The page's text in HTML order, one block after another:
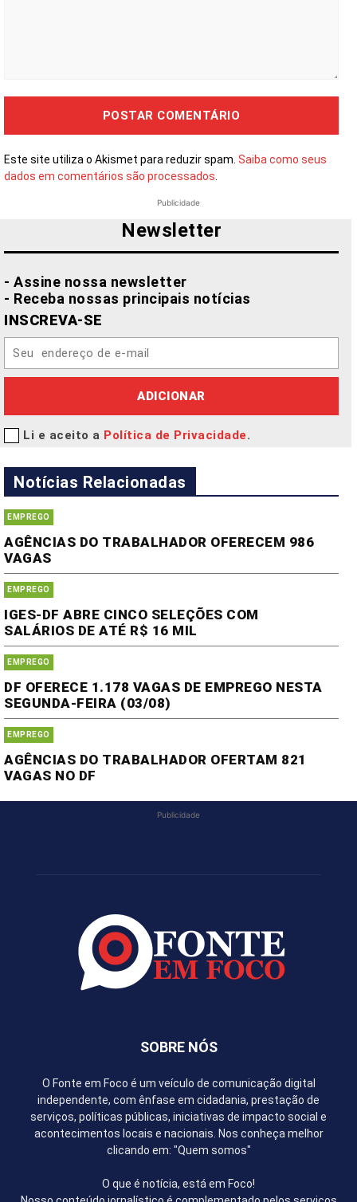
Este site utiliza o Akismet para reduzir spam. Saiba como seus
dados em comentários são processados.
Publicidade
Newsletter
- Assine nossa newsletter
- Receba nossas principais notícias
INSCREVA-SE
ADICIONAR
Li e aceito a Política de Privacidade.
Notícias Relacionadas
EMPREGO
AGÊNCIAS DO TRABALHADOR OFERECEM 986
VAGAS
EMPREGO
IGES-DF ABRE CINCO SELEÇÕES COM
SALÁRIOS DE ATÉ R$ 16 MIL
EMPREGO
DF OFERECE 1.178 VAGAS DE EMPREGO NESTA
SEGUNDA-FEIRA (03/08)
EMPREGO
AGÊNCIAS DO TRABALHADOR OFERTAM 821
VAGAS NO DF
Publicidade
SOBRE NÓS
O Fonte em Foco é um veículo de comunicação digital
independente, com ênfase em cidadania, prestação de
serviços, políticas públicas, iniciativas de impacto social e
acontecimentos locais e nacionais. Nos conheça melhor
clicando em: "Quem somos"
O que é notícia, está em Foco!